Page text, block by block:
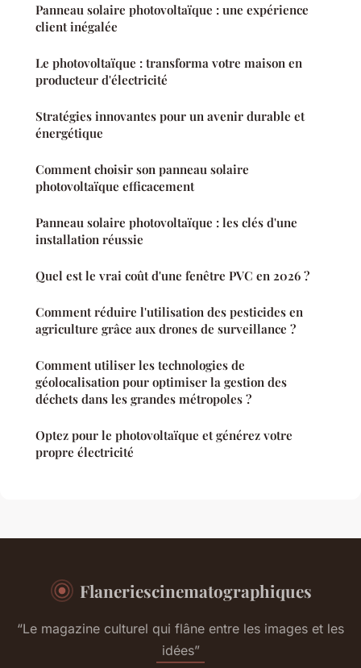
Panneau solaire photovoltaïque : une expérience
client inégalée
Le photovoltaïque : transforma votre maison en
producteur d'électricité
Stratégies innovantes pour un avenir durable et
énergétique
Comment choisir son panneau solaire
photovoltaïque efficacement
Panneau solaire photovoltaïque : les clés d'une
installation réussie
Quel est le vrai coût d'une fenêtre PVC en 2026 ?
Comment réduire l'utilisation des pesticides en
agriculture grâce aux drones de surveillance ?
Comment utiliser les technologies de
géolocalisation pour optimiser la gestion des
déchets dans les grandes métropoles ?
Optez pour le photovoltaïque et générez votre
propre électricité
Flaneriescinematographiques
“Le magazine culturel qui flâne entre les images et les
idées”